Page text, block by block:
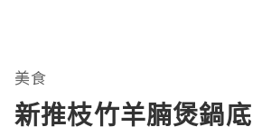
美食
新推枝竹羊腩煲鍋底